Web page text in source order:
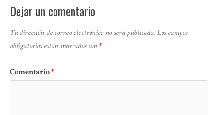
Dejar un comentario
Tu dirección de correo electrónico no será publicada. Los campos
obligatorios están marcados con*
Comentario*